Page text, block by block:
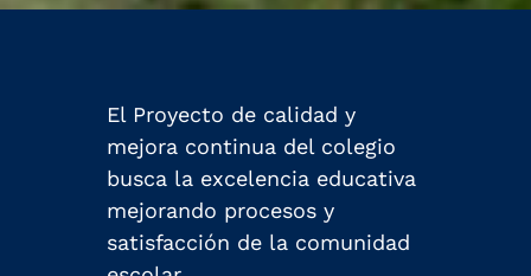
El Proyecto de calidad y
mejora continua del colegio
busca la excelencia educativa
mejorando procesos y
satisfacción de la comunidad